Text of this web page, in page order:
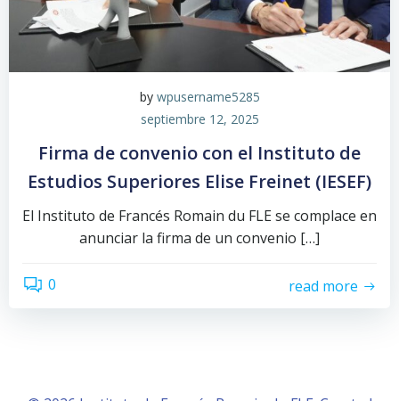
by wpusername5285
septiembre 12, 2025
Firma de convenio con el Instituto de
Estudios Superiores Elise Freinet (IESEF)
El Instituto de Francés Romain du FLE se complace en
anunciar la firma de un convenio […]
0 read more